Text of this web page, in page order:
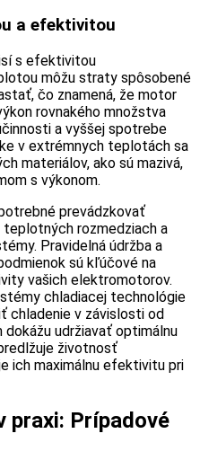
a efektivitou
s efektivitou
môžu straty spôsobené
čo znamená, že motor
rovnakého množstva
a vyššej spotrebe
v extrémnych teplotách sa
materiálov, ako sú mazivá,
s výkonom.
prevádzkovať
rozmedziach a
Pravidelná údržba a
sú kľúčové na
vašich elektromotorov.
chladiacej technológie
chladenie v závislosti od
udržiavať optimálnu
životnosť
ich maximálnu efektivitu pri
praxi: Prípadové